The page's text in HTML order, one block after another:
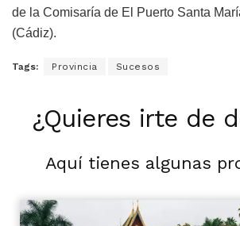
de la Comisaría de El Puerto Santa
(Cádiz).
Tags: Provincia Sucesos
¿Quieres irte de
Aquí tienes algunas